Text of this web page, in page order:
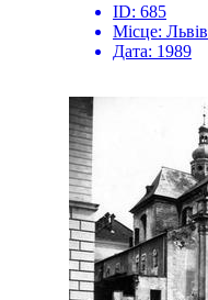
ID: 685
Місце: Львів
Дата: 1989